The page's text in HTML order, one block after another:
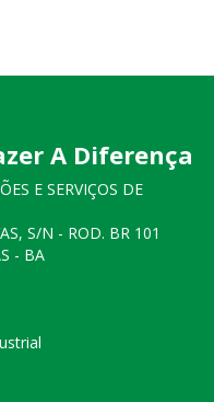
A Diferença
E SERVIÇOS DE
S/N - ROD. BR 101
- BA